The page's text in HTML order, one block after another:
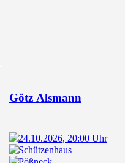
Götz Alsmann
24.10.2026, 20:00 Uhr
Schützenhaus